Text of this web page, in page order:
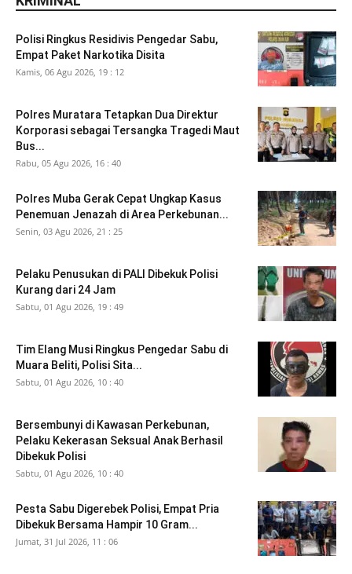
Polisi Ringkus Residivis Pengedar Sabu,
Empat Paket Narkotika Disita
Kamis, 06 Agu 2026, 19 : 12
Polres Muratara Tetapkan Dua Direktur
Korporasi sebagai Tersangka Tragedi Maut
Bus...
Rabu, 05 Agu 2026, 16 : 40
Polres Muba Gerak Cepat Ungkap Kasus
Penemuan Jenazah di Area Perkebunan...
Senin, 03 Agu 2026, 21 : 25
Pelaku Penusukan di PALI Dibekuk Polisi
Kurang dari 24 Jam
Sabtu, 01 Agu 2026, 19 : 49
Tim Elang Musi Ringkus Pengedar Sabu di
Muara Beliti, Polisi Sita...
Sabtu, 01 Agu 2026, 10 : 40
Bersembunyi di Kawasan Perkebunan,
Pelaku Kekerasan Seksual Anak Berhasil
Dibekuk Polisi
Sabtu, 01 Agu 2026, 10 : 40
Pesta Sabu Digerebek Polisi, Empat Pria
Dibekuk Bersama Hampir 10 Gram...
Jumat, 31 Jul 2026, 11 : 06